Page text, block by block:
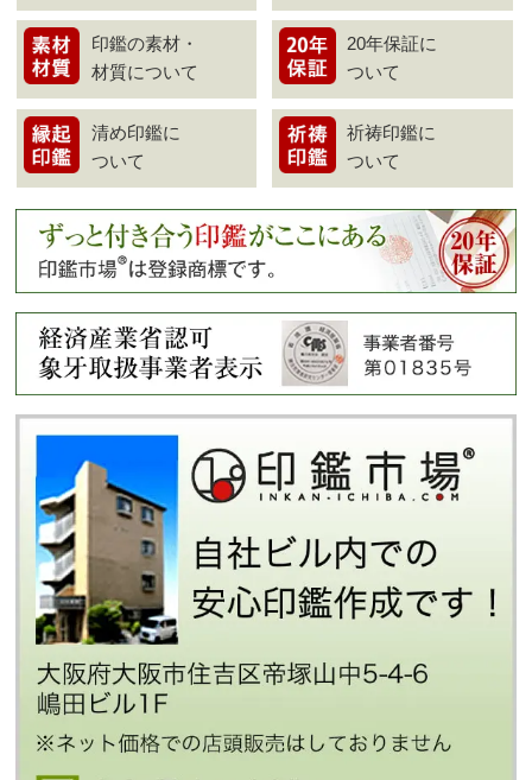
印鑑の素材・
材質について
20年保証に
ついて
清め印鑑に
ついて
祈祷印鑑に
ついて